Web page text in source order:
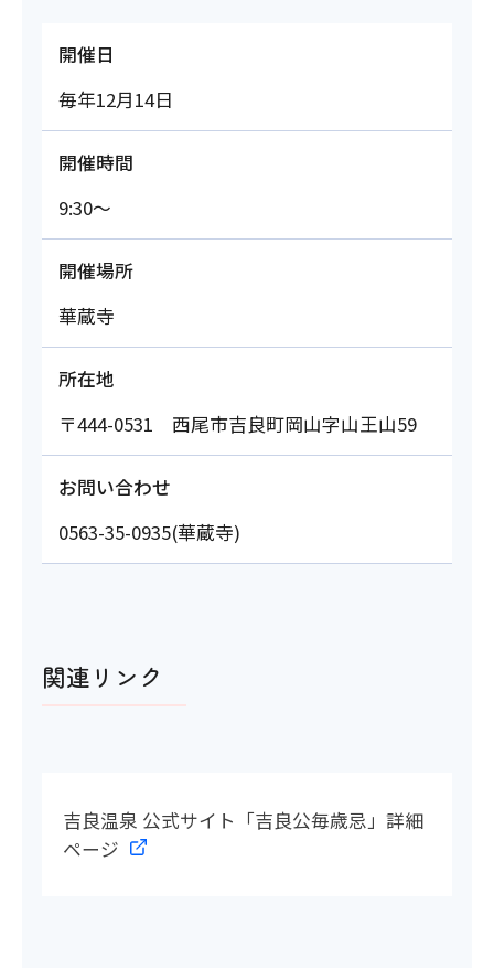
開催日
毎年12月14日
開催時間
9:30～
開催場所
華蔵寺
所在地
〒444-0531 西尾市吉良町岡山字山王山59
お問い合わせ
0563-35-0935(華蔵寺)
関連リンク
吉良温泉 公式サイト「吉良公毎歳忌」詳細
ページ